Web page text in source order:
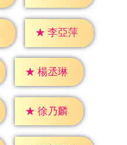
★ 李亞萍
★ 楊丞琳
★ 徐乃麟